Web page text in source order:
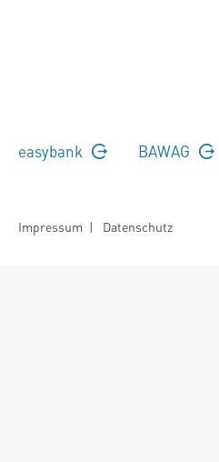
easybank BAWAG
Impressum | Datenschutz